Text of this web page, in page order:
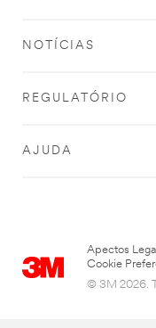
All fields are
required
optional
NOTÍCIAS
REGULATÓRIO
AJUDA
Apectos
Cookie
© 3M 2026.